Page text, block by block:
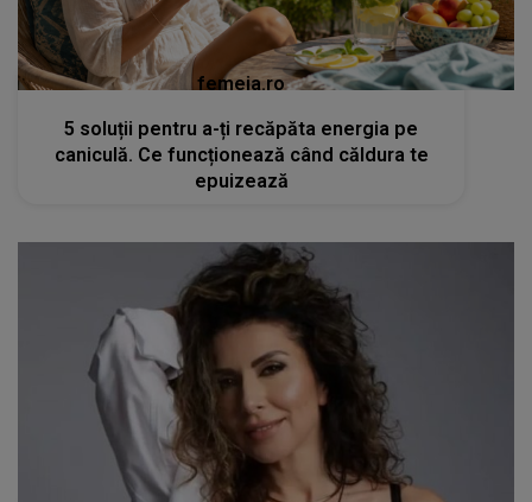
femeia.ro
5 soluții pentru a-ți recăpăta energia pe
caniculă. Ce funcționează când căldura te
epuizează